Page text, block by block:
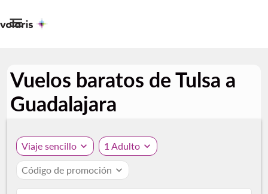

Vuelos baratos de Tulsa a
Guadalajara
Viaje sencillo expand_more 1 Adulto expand_more
Código de promoción expand_more